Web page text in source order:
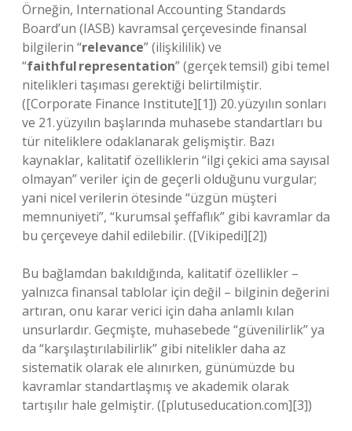
Örneğin, International Accounting Standards
Board’un (IASB) kavramsal çerçevesinde finansal
bilgilerin “relevance” (ilişkililik) ve
“faithful representation” (gerçek temsil) gibi temel
nitelikleri taşıması gerektiği belirtilmiştir.
([Corporate Finance Institute][1]) 20. yüzyılın sonları
ve 21. yüzyılın başlarında muhasebe standartları bu
tür niteliklere odaklanarak gelişmiştir. Bazı
kaynaklar, kalitatif özelliklerin “ilgi çekici ama sayısal
olmayan” veriler için de geçerli olduğunu vurgular;
yani nicel verilerin ötesinde “üzgün müşteri
memnuniyeti”, “kurumsal şeffaflık” gibi kavramlar da
bu çerçeveye dahil edilebilir. ([Vikipedi][2])
Bu bağlamdan bakıldığında, kalitatif özellikler –
yalnızca finansal tablolar için değil – bilginin değerini
artıran, onu karar verici için daha anlamlı kılan
unsurlardır. Geçmişte, muhasebede “güvenilirlik” ya
da “karşılaştırılabilirlik” gibi nitelikler daha az
sistematik olarak ele alınırken, günümüzde bu
kavramlar standartlaşmış ve akademik olarak
tartışılır hale gelmiştir. ([plutuseducation.com][3])